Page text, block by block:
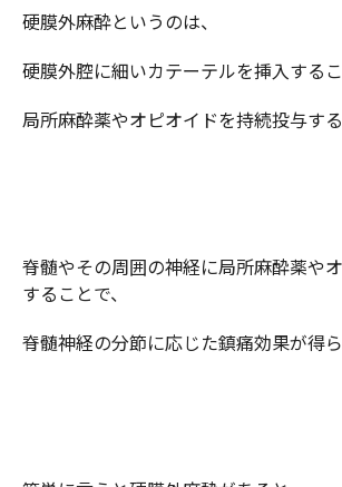
硬膜外麻酔というのは、
硬膜外腔に細いカテーテルを挿入するこ
局所麻酔薬やオピオイドを持続投与する
脊髄やその周囲の神経に局所麻酔薬や
することで、
脊髄神経の分節に応じた鎮痛効果が得ら